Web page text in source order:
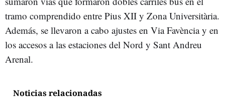
tramo comprendido entre Pius XII y Zona Universitària.
Además, se llevaron a cabo ajustes en Via Favència y en
los accesos a las estaciones del Nord y Sant Andreu
Arenal.
Noticias relacionadas